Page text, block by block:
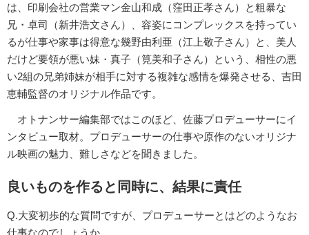
は、印刷会社の営業マン金山和成（窪田正孝さん）と粗暴な
兄・卓司（新井浩文さん）、容姿にコンプレックスを持ってい
るが仕事や家事は得意な幾野由利亜（江上敬子さん）と、美人
だけど要領が悪い妹・真子（筧美和子さん）という、相性の悪
い2組の兄弟姉妹が相手に対する複雑な感情を爆発させる、吉田
恵輔監督のオリジナル作品です。
オトナンサー編集部ではこのほど、佐藤プロデューサーにイ
ンタビュー取材。プロデューサーの仕事や原作のないオリジナ
ル映画の魅力、難しさなどを聞きました。
良いものを作ると同時に、結果に責任
Q.大変初歩的な質問ですが、プロデューサーとはどのようなお